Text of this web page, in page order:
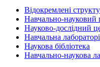
Відокремлені
Навчально-науковий
Науково-дослідний
Навчальна
Наукова бібліотека
Навчально-наукова